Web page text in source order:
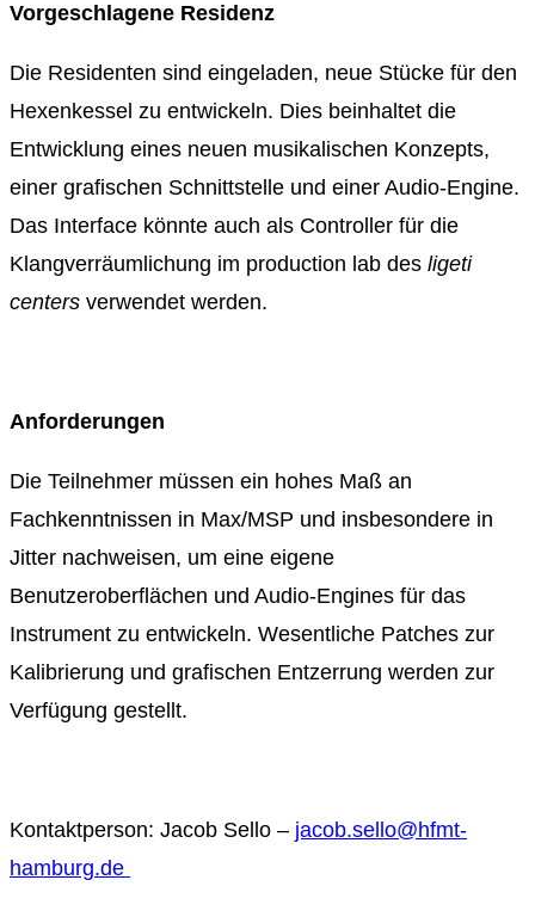
Vorgeschlagene Residenz
Die Residenten sind eingeladen, neue Stücke für den
Hexenkessel zu entwickeln. Dies beinhaltet die
Entwicklung eines neuen musikalischen Konzepts,
einer grafischen Schnittstelle und einer Audio-Engine.
Das Interface könnte auch als Controller für die
Klangverräumlichung im production lab des ligeti
centers verwendet werden.
Anforderungen
Die Teilnehmer müssen ein hohes Maß an
Fachkenntnissen in Max/MSP und insbesondere in
Jitter nachweisen, um eine eigene
Benutzeroberflächen und Audio-Engines für das
Instrument zu entwickeln. Wesentliche Patches zur
Kalibrierung und grafischen Entzerrung werden zur
Verfügung gestellt.
Kontaktperson: Jacob Sello – jacob.sello@hfmt-
hamburg.de